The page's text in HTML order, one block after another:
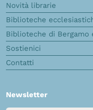
Novità librarie
Biblioteche
Biblioteche di Bergamo
Sostienici
Contatti
Newsletter